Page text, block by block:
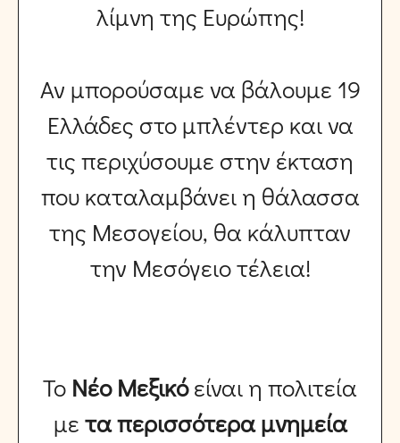
λίμνη της Ευρώπης!
Αν μπορούσαμε να βάλουμε 19
Ελλάδες στο μπλέντερ και να
τις περιχύσουμε στην έκταση
που καταλαμβάνει η θάλασσα
της Μεσογείου, θα κάλυπταν
την Μεσόγειο τέλεια!
Το Νέο Μεξικόείναι η πολιτεία
με τα περισσότερα μνημεία